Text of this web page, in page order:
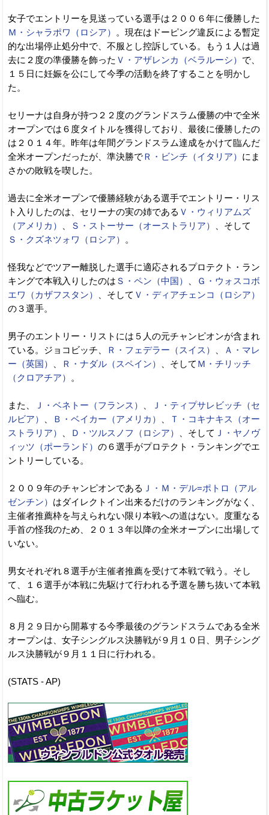
女子でエントリーを見送っている選手は２００６年に優勝した
Ｍ・シャラポワ（ロシア） 。現在はドーピング違反による暫定
的な出場停止処分中で、不服とし控訴している。もう１人は過
去に２度の準優勝を飾った Ｖ・アザレンカ（ベラルーシ） で、
１５日に妊娠を公にして今季の活動を終了することを明かし
た。
セリーナは自身が持つ２２度のグランドスラム優勝の中で全米
オープンでは６度タイトルを獲得しており、最後に優勝したの
は２０１４年。昨年は年間グランドスラム達成をかけて臨んだ
全米オープンだったが、準決勝でＲ・ビンチ（イタリア） にま
さかの敗戦を喫した。
過去に全米オープンで優勝経験がある選手でエントリー・リス
ト入りしたのは、セリーナの実の姉である Ｖ・ウィリアムズ
（アメリカ）
、 Ｓ・ストーサー（オーストラリア）
、そして
Ｓ・クズネツォワ（ロシア） 。
怪我などでツアー離脱した選手に適応されるプロテクト・ラン
キングで本戦入りしたのは Ｓ・ペン（中国） 、
Ｇ・ウォスコボ
エワ（カザフスタン）
、そして Ｖ・ディアチェンコ（ロシア）
の３選手。
男子のエントリー・リストには５人の元チャンピオンが含まれ
ている。ジョコビッチ、
Ｒ・フェデラー（スイス） 、
Ａ・マレ
ー（英国）
、 Ｒ・ナダル（スペイン） 、そして Ｍ・チリッチ
（クロアチア） 。
また、 Ｊ・ベネトー（フランス） 、
Ｊ・ティプサレビッチ（セ
ルビア）
、 Ｂ・ベイカー（アメリカ） 、
Ｔ・コキナキス（オー
ストラリア）
、 Ｄ・ツルスノフ（ロシア） 、そして Ｊ・ヤノヴ
ィッツ（ポーランド） の６選手がプロテクト・ランキングでエ
ントリーしている。
２００９年のチャンピオンである Ｊ・Ｍ・デル=ポトロ（アル
ゼンチン） はダイレクトイン出来るだけのランキングがなく、
主催者推薦枠を与えられない限り本戦への道はない。度重なる
手首の怪我のため、２０１３年以降の全米オープンに出場して
いない。
男女それぞれ８選手が主催者推薦を受けて本戦で戦う。そし
て、１６選手が本戦に先駆けて行われる予選を勝ち抜いて本戦
へ臨む。
８月２９日から開幕する今季最後のグランドスラムである全米
オープンは、女子シングルス決勝戦が９月１０日、男子シング
ルス決勝戦が９月１１日に行われる。
(STATS - AP)